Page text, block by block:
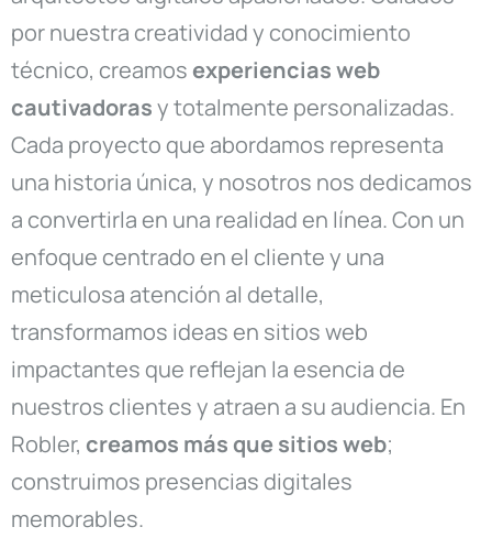
por nuestra creatividad y conocimiento
técnico, creamos experiencias web
cautivadorasy totalmente personalizadas.
Cada proyecto que abordamos representa
una historia única, y nosotros nos dedicamos
a convertirla en una realidad en línea. Con un
enfoque centrado en el cliente y una
meticulosa atención al detalle,
transformamos ideas en sitios web
impactantes que reflejan la esencia de
nuestros clientes y atraen a su audiencia. En
Robler, creamos más que sitios web;
construimos presencias digitales
memorables.